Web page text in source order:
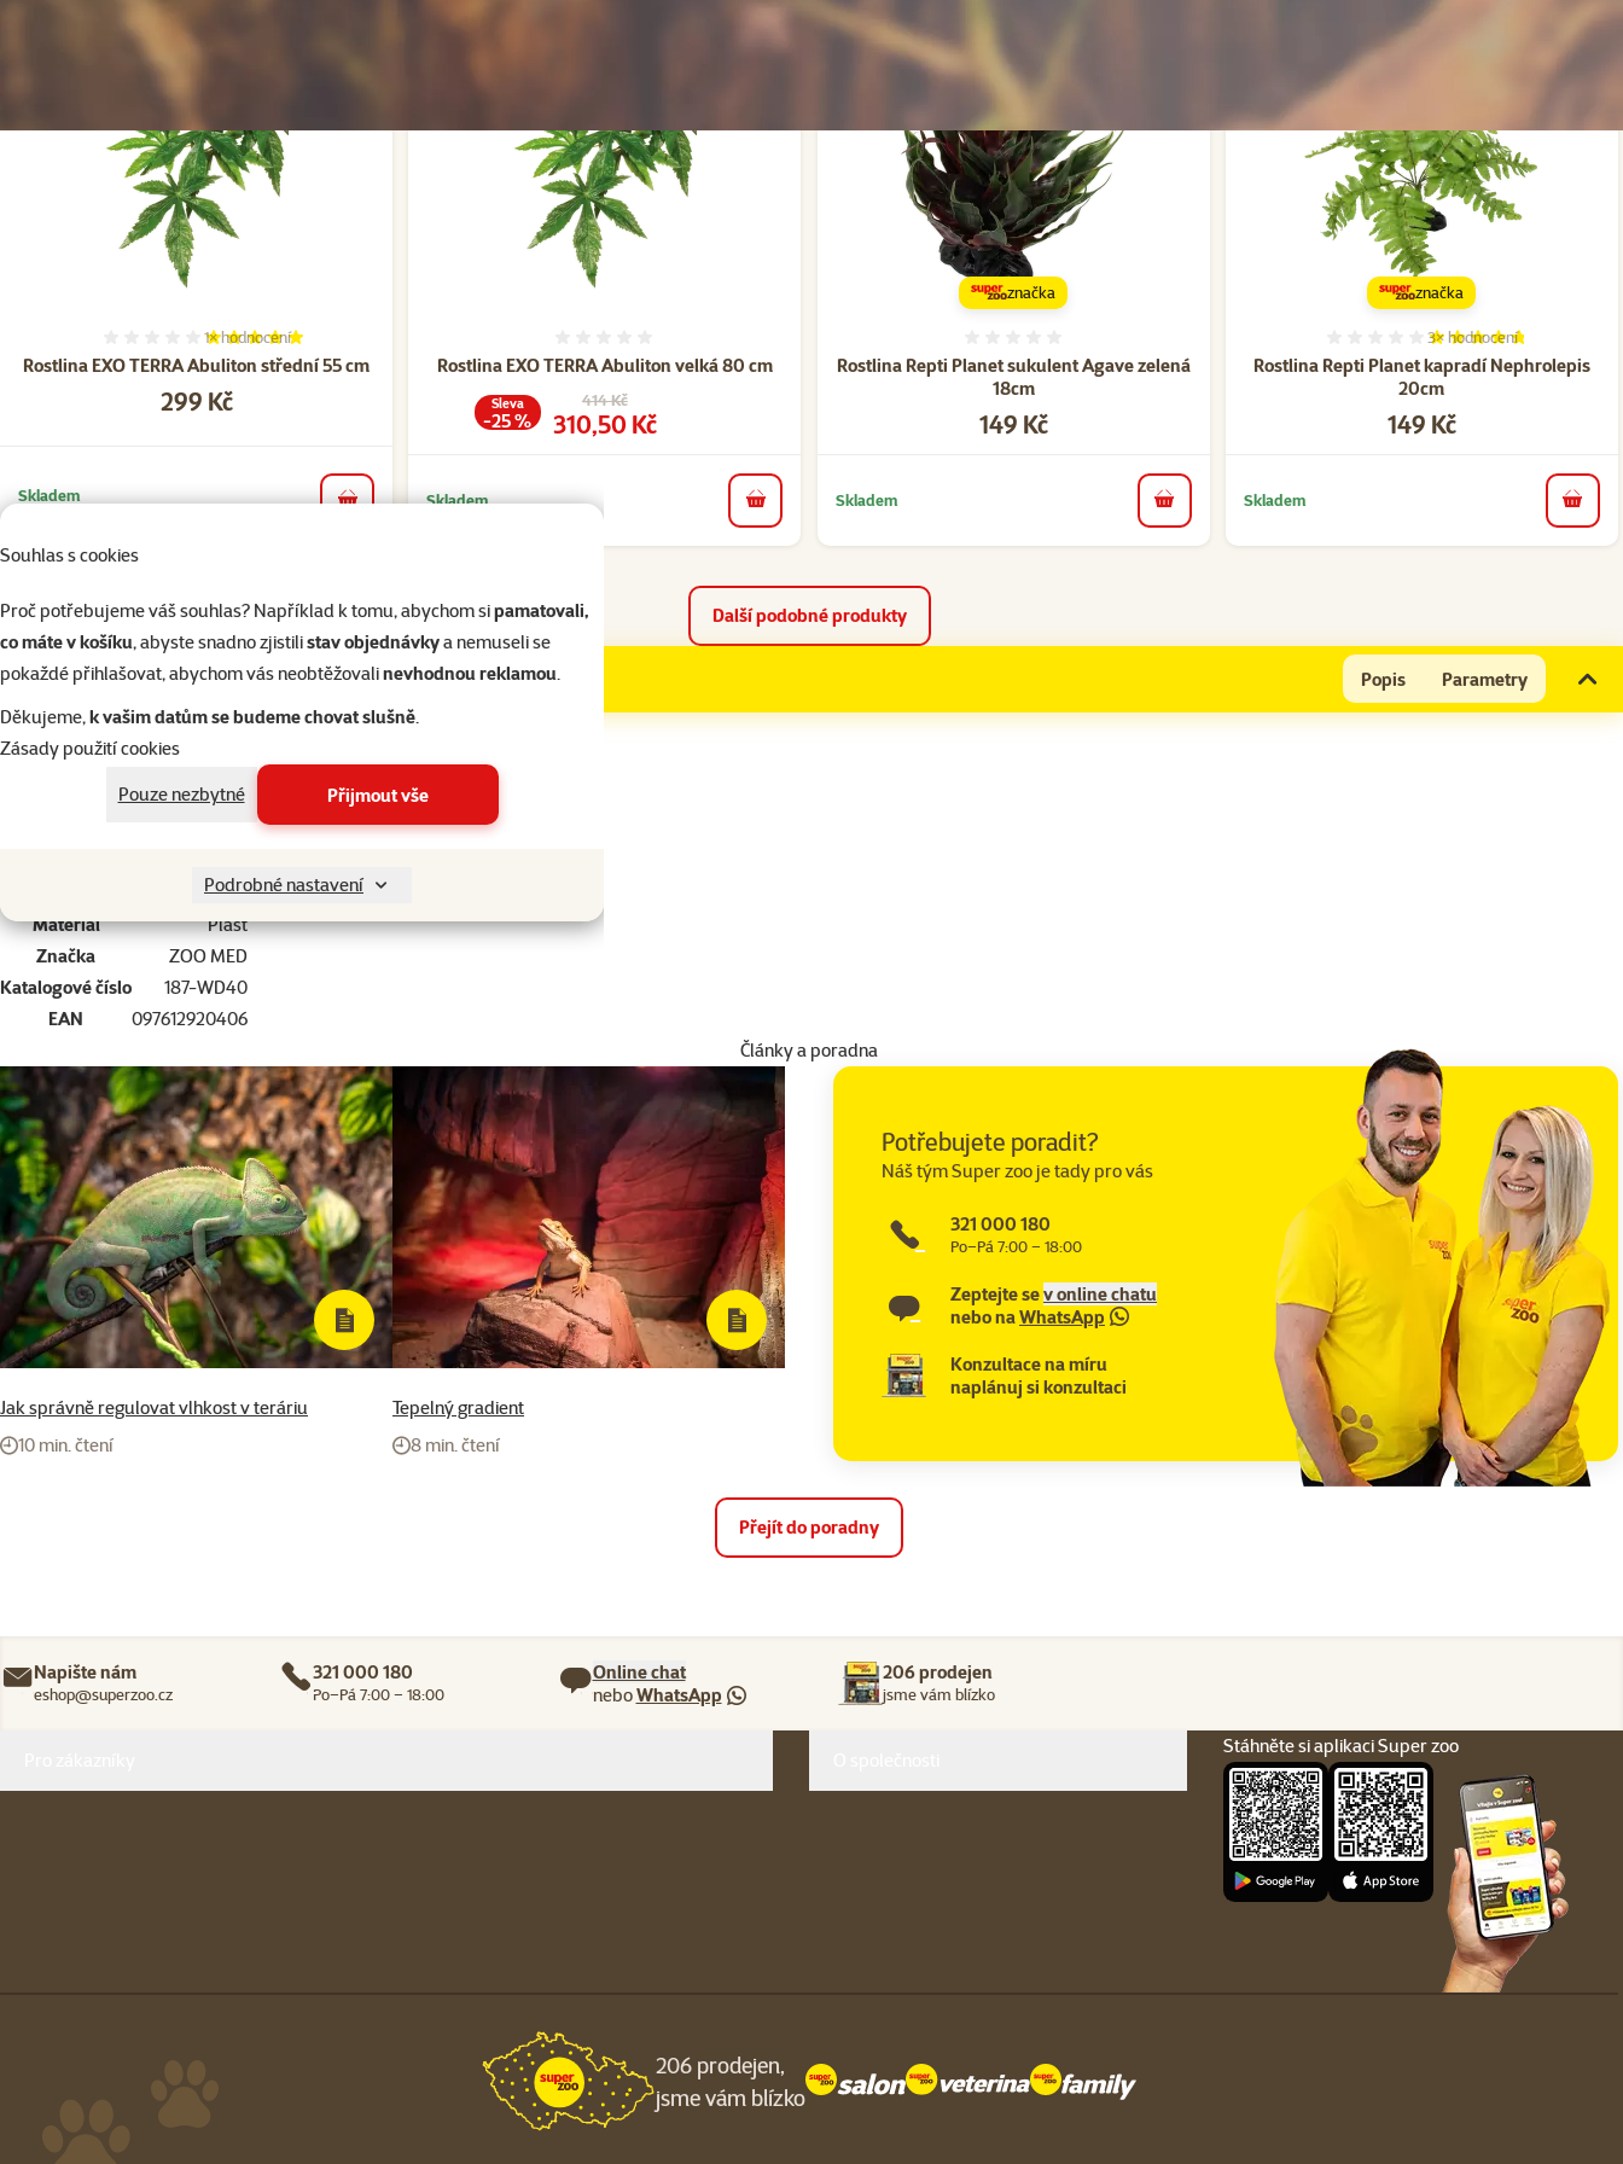
Souhlas s cookies
Proč potřebujeme váš souhlas? Například k tomu, abychom sipamatovali,
co máte v košíku, abyste snadno zjistilistav objednávkya nemuseli se
pokaždé přihlašovat, abychom vás neobtěžovalinevhodnou reklamou.
Děkujeme,k vašim datům se budeme chovat slušně.
Zásady použití cookies
Pouze nezbytné
Přijmout vše
Podrobné nastavení
Rostlina EXO TERRA Abuliton střední 55 cm
Hodnocení 100%, počet hodnocení: 1
1×hodnocení
Cena
299 Kč
Skladem
do košíku
Rostlina EXO TERRA Abuliton velká 80 cm
Původní cena
414 Kč
Cena
310,50 Kč
Sleva
-25 %
Skladem do košíku
Rostlina Repti Planet sukulent Agave zelená
18cm
Cena
149 Kč
značka
Skladem do košíku
Rostlina Repti Planet kapradí Nephrolepis
20cm
Hodnocení 93%, počet
3× hodnocení
Cena
149 Kč
značka
Skladem do
Další podobné produkty
Miska ZOO MED Repti Rock velká Popis Parametry
Miska z napodobeniny kamene.
Velikost: 22 x 15 cm, výška 6 cm.
Materiál
Plast
Značka
ZOO MED
Katalogové číslo
187-WD40
EAN
097612920406
Články a poradna
Potřebujete poradit?
Náš tým Super zoo je tady pro vás
321 000 180
Po–Pá 7:00 – 18:00
Zeptejte sev online chatu
nebo naWhatsApp
Konzultace na míru
naplánuj si konzultaci
Jak správně regulovat vlhkost v teráriu
10 min. čtení
Tepelný gradient
8 min. čtení
Přejít do poradny
Napište nám
eshop@superzoo.cz
321 000 180
Po–Pá 7:00 – 18:00
Online chat
neboWhatsApp
206 prodejen
jsme vám blízko
Stáhněte si aplikaci Super zoo
206 prodejen,
jsme vám blízko